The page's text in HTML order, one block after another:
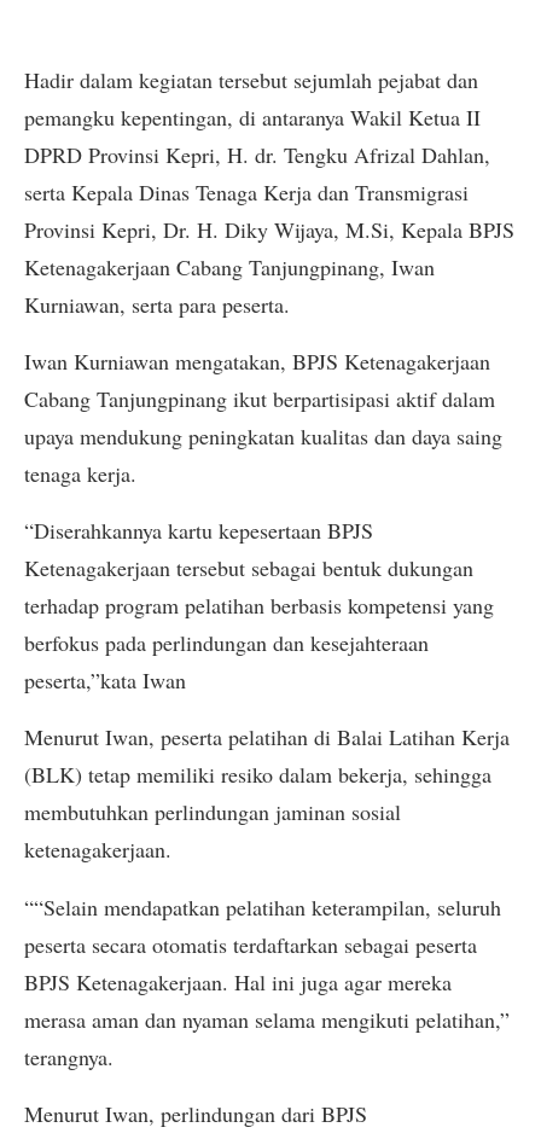
Hadir dalam kegiatan tersebut sejumlah pejabat dan
pemangku kepentingan, di antaranya Wakil Ketua II
DPRD Provinsi Kepri, H. dr. Tengku Afrizal Dahlan,
serta Kepala Dinas Tenaga Kerja dan Transmigrasi
Provinsi Kepri, Dr. H. Diky Wijaya, M.Si, Kepala BPJS
Ketenagakerjaan Cabang Tanjungpinang, Iwan
Kurniawan, serta para peserta.
Iwan Kurniawan mengatakan, BPJS Ketenagakerjaan
Cabang Tanjungpinang ikut berpartisipasi aktif dalam
upaya mendukung peningkatan kualitas dan daya saing
tenaga kerja.
“Diserahkannya kartu kepesertaan BPJS
Ketenagakerjaan tersebut sebagai bentuk dukungan
terhadap program pelatihan berbasis kompetensi yang
berfokus pada perlindungan dan kesejahteraan
peserta,”kata Iwan
Menurut Iwan, peserta pelatihan di Balai Latihan Kerja
(BLK) tetap memiliki resiko dalam bekerja, sehingga
membutuhkan perlindungan jaminan sosial
ketenagakerjaan.
““Selain mendapatkan pelatihan keterampilan, seluruh
peserta secara otomatis terdaftarkan sebagai peserta
BPJS Ketenagakerjaan. Hal ini juga agar mereka
merasa aman dan nyaman selama mengikuti pelatihan,”
terangnya.
Menurut Iwan, perlindungan dari BPJS